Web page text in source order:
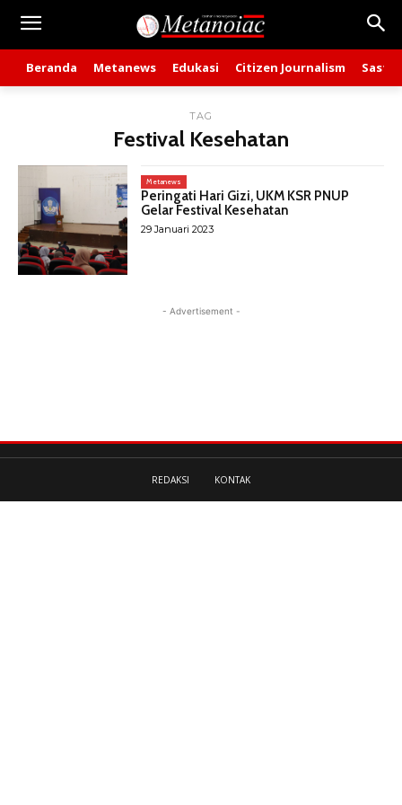
Beranda Metanews Edukasi Citizen Journalism Sastra
TAG
Festival Kesehatan
Metanews
Peringati Hari Gizi, UKM KSR PNUP
Gelar Festival Kesehatan
29 Januari 2023
- Advertisement -
REDAKSI KONTAK